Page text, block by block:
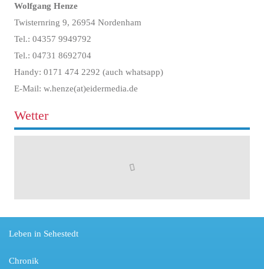
Wolfgang Henze
Twisternring 9, 26954 Nordenham
Tel.: 04357 9949792
Tel.: 04731 8692704
Handy: 0171 474 2292 (auch whatsapp)
E-Mail: w.henze(at)eidermedia.de
Wetter
Leben in Sehestedt
Chronik